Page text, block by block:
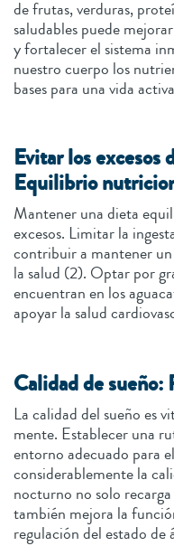
de frutas, verduras,
saludables puede
y fortalecer el sistema
nuestro cuerpo los
bases para una vida
Evitar los excesos
Equilibrio
Mantener una dieta
excesos. Limitar la
contribuir a mantener un
la salud (2). Optar por
encuentran en los
apoyar la salud
Calidad de sueño:
La calidad del sueño es
mente. Establecer una
entorno adecuado para
considerablemente la
nocturno no solo
también mejora la
regulación del estado de